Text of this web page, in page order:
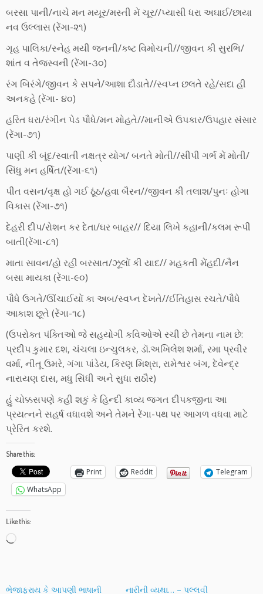
બરસા પાની/નાચે મન મયૂર/મસ્તી મેં ચૂર//પ્યાસી ધરા અઘાઈ/છાયા
નવ ઉલ્લાસ (રેંગા-૨૧)
ગૃહ પાલિકા/સ્નેહ મયી જનની/કષ્ટ વિમોચની//જીવન કી સુરભિ/
શાંત વ તેજસ્વની (રેંગા-૩૦)
રંગ બિરંગે/જીવન કે સપને/આશા દૌડાતે//સ્વપ્ન છલતે રહે/સદા હી
અનકહે (રેંગા- ૪૦)
હરિત ધરા/રંગીન પેડ પૌધે/મન મોહતે//માનીએ ઉપકાર/ઉપહાર સંસાર
(રેંગા-૭૧)
પાણી કી બૂંદ/સ્વાતી નક્ષત્ર યોગ/ બનતે મોતી//સીપી ગર્ભ મેં મોતી/
સિંધુ મન હર્ષિત/(રેંગા-૬૧)
પીત વસન/વૃક્ષ હો ગઈ ઠૂંઠ/હવા બૈરન//જીવન કી તલાશ/પુનઃ હોગા
વિકાસ (રેંગા-૭૧)
દેહરી દીપ/રોશન કર દેતા/ઘર બાહર// દિયા લિખે કહાની/કલમ રૂપી
બાતી(રેંગા-૮૧)
માતા સાવન/હો રહી બરસાત/ઝૂલોં કી યાદ// મહકતી મેંહદી/નૈન
બસા માયકા (રેંગા-૯૦)
પૌધે ઉગતે/ઊંચાઈયોં કા અબ/સ્વપ્ન દેખતે//ઈતિહાસ રચતે/પૌધે
આકાશ છૂતે (રેંગા-૧૮)
(ઉપરોક્ત પંક્તિઓ જે સહયોગી કવિઓએ રચી છે તેમના નામ છે:
પ્રદીપ કુમાર દશ, ચંચલા ઇન્ચુલકર, ડૉ.અખિલેશ શર્મા, રમા પ્રવીર
વર્મા, નીતૂ ઉમરે, ગંગા પાંડેય, કિરણ મિશ્રા, રામેશ્વર બંગ, દેવેન્દ્ર
નારાયણ દાસ, મધુ સિંધી અને સુધા રાઠૌર)
હું ચોક્કસપણે કહી શકું કે હિન્દી કાવ્ય જગત દીપકજીના આ
પ્રયત્નને સહર્ષ વધાવશે અને તેમને રેંગા-પથ પર આગળ વધવા માટે
પ્રેરિત કરશે.
Share this:
Print Reddit
Telegram
WhatsApp
Like this:
Loading…
ભેજાફ્રાય કે આપણી ભાષાની નારીની વ્યથા… – પલ્લવી